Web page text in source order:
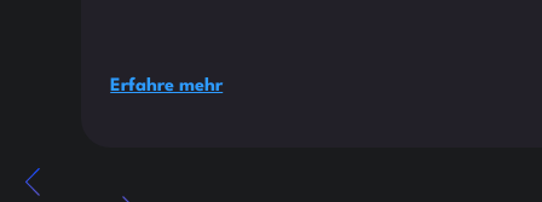
Erfahre mehr